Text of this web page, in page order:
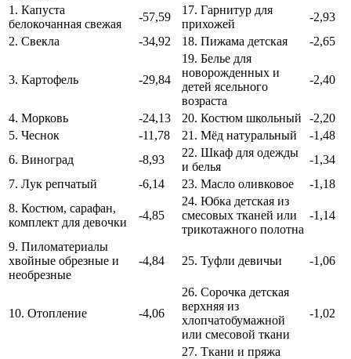
1. Капуста
белокочанная свежая
-57,59
17. Гарнитур для
прихожей
-2,93
2. Свекла
-34,92 18. Пижама детская -2,65
3. Картофель -29,84
19. Белье для
новорожденных и
детей ясельного
возраста
-2,40
4. Морковь -24,13 20. Костюм школьный
-2,20
5. Чеснок
-11,78 21. Мёд натуральный
-1,48
6. Виноград
-8,93
22. Шкаф для одежды
и белья
-1,34
7. Лук репчатый
-6,14 23. Масло оливковое
-1,18
8. Костюм, сарафан,
комплект для девочки
-4,85
24. Юбка детская из
смесовых тканей или
трикотажного полотна
-1,14
9. Пиломатериалы
хвойные обрезные и
необрезные
-4,84 25. Туфли девичьи -1,06
10. Отопление -4,06
26. Сорочка детская
верхняя из
хлопчатобумажной
или смесовой ткани
-1,02
27. Ткани и пряжа